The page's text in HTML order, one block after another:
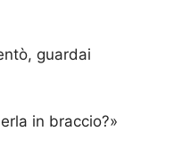
guardai
in braccio?»